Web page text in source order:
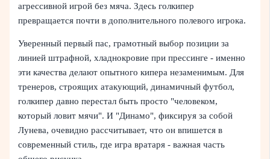
агрессивной игрой без мяча. Здесь голкипер
превращается почти в дополнительного полевого игрока.
Уверенный первый пас, грамотный выбор позиции за
линией штрафной, хладнокровие при прессинге - именно
эти качества делают опытного кипера незаменимым. Для
тренеров, строящих атакующий, динамичный футбол,
голкипер давно перестал быть просто "человеком,
который ловит мячи". И "Динамо", фиксируя за собой
Лунева, очевидно рассчитывает, что он впишется в
современный стиль, где игра вратаря - важная часть